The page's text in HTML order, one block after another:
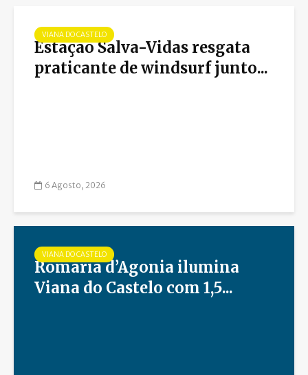
VIANA DO CASTELO
Estação Salva-Vidas resgata
praticante de windsurf junto...
6 Agosto, 2026
VIANA DO CASTELO
Romaria d’Agonia ilumina
Viana do Castelo com 1,5...